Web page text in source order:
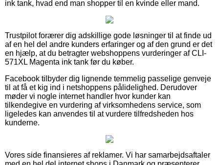
ink tank, hvad end man shopper til en kvinde eller mand.
Trustpilot forærer dig adskillige gode løsninger til at finde ud
af en hel del andre kunders erfaringer og af den grund er det
en hjælp, at du betragter webshoppens vurderinger af CLI-
571XL Magenta ink tank før du køber.
Facebook tilbyder dig lignende temmelig passelige genveje
til at få et kig ind i netshoppens pålidelighed. Derudover
møder vi nogle internet handler hvor kunder kan
tilkendegive en vurdering af virksomhedens service, som
ligeledes kan anvendes til at vurdere tilfredsheden hos
kunderne.
Vores side finansieres af reklamer. Vi har samarbejdsaftaler